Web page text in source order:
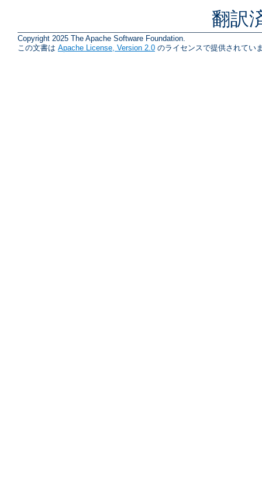
翻訳
Copyright 2025 The Apache Software Foundation.
この文書は Apache License, Version 2.0 のライセンスで提供されてい